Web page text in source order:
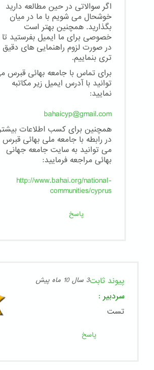
اگر سوالاتی در حین مطالعه دارید
خوشحال می شویم با ما در میان
بگذارید. همچنین بهتر است
خصوصی برای ما ایمیل بفرستید تا
در صورت لزوم راهنمایی های دقیق
تری بنماییم.
برای تماس با جامعه بهائی قبرس
توانید با آدرس ایمیل زیر مکاتبه
نمایید:
bahaicyp@gmail.com
همچنین برای کسب اطلاعات
در رابطه با جامعه ملی بهائی قبرس
می توانید به سایت جامعه جهانی
بهائی مراجعه فرمایید:
http://www.bahai.org/national-
communities/cyprus
پاسخ
پیوند ثابت3 سال 10 ماه پیش
سردبیر :
تست
پاسخ